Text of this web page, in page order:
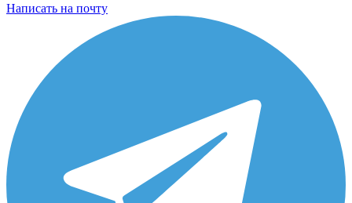
Написать на почту